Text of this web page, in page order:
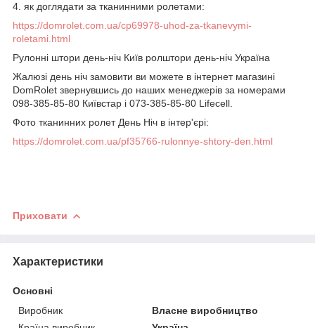
4. як доглядати за тканинними ролетами:
https://domrolet.com.ua/cp69978-uhod-za-tkanevymi-
roletami.html
Рулонні штори день-ніч Київ ролштори день-ніч Україна
Жалюзі день ніч замовити ви можете в інтернет магазині
DomRolet звернувшись до наших менеджерів за номерами
098-385-85-80 Київстар і 073-385-85-80 Lifecell.
Фото тканинних ролет День Ніч в інтер'єрі:
https://domrolet.com.ua/pf35766-rulonnye-shtory-den.html
Приховати
Характеристики
Основні
Виробник
Власне виробництво